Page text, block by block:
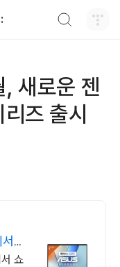
새로운 젠
즈 출시
쇼